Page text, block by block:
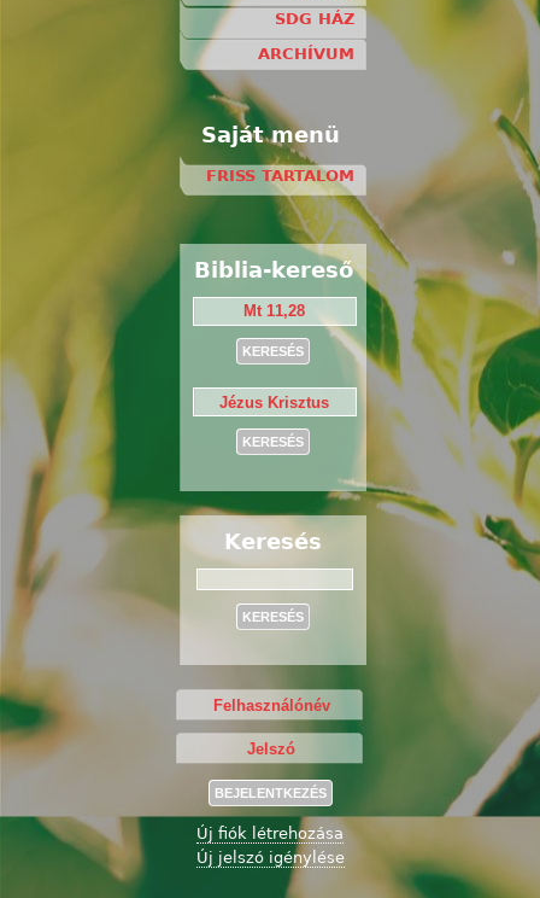
SDG HÁZ
ARCHÍVUM
Saját menü
FRISS TARTALOM
Biblia-kereső
Keresés
Új fiók létrehozása
Új jelszó igénylése